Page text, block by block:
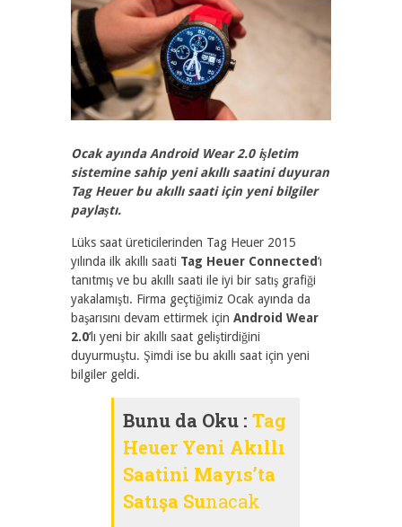
Ocak ayında Android Wear 2.0 işletim
sistemine sahip yeni akıllı saatini duyuran
Tag Heuer bu akıllı saati için yeni bilgiler
paylaştı.
Lüks saat üreticilerinden Tag Heuer 2015
yılında ilk akıllı saati Tag Heuer Connected‘ı
tanıtmış ve bu akıllı saati ile iyi bir satış grafiği
yakalamıştı. Firma geçtiğimiz Ocak ayında da
başarısını devam ettirmek için Android Wear
2.0‘lı yeni bir akıllı saat geliştirdiğini
duyurmuştu. Şimdi ise bu akıllı saat için yeni
bilgiler geldi.
Bunu da Oku : Tag
Heuer Yeni Akıllı
Saatini Mayıs’ta
Satışa Sunacak